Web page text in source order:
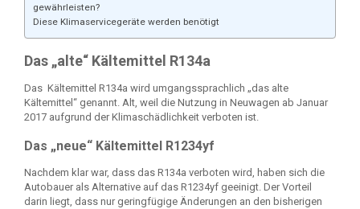
gewährleisten?
Diese Klimaservicegeräte werden benötigt
Das „alte“ Kältemittel R134a
Das Kältemittel R134a wird umgangssprachlich „das alte
Kältemittel“ genannt. Alt, weil die Nutzung in Neuwagen ab Januar
2017 aufgrund der Klimaschädlichkeit verboten ist.
Das „neue“ Kältemittel R1234yf
Nachdem klar war, dass das R134a verboten wird, haben sich die
Autobauer als Alternative auf das R1234yf geeinigt. Der Vorteil
darin liegt, dass nur geringfügige Änderungen an den bisherigen